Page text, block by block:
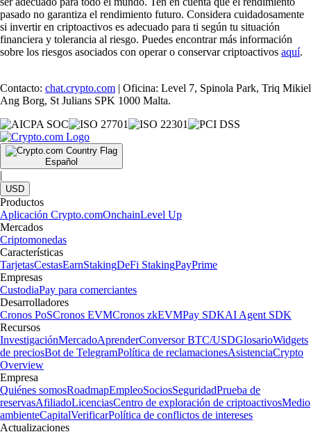
pasado no garantiza el rendimiento futuro. Considera cuidadosamente
si invertir en criptoactivos es adecuado para ti según tu situación
financiera y tolerancia al riesgo. Puedes encontrar más información
sobre los riesgos asociados con operar o conservar criptoactivos aquí.
Contacto: chat.crypto.com | Oficina: Level 7, Spinola Park, Triq Mikiel
Ang Borg, St Julians SPK 1000 Malta.
Español
|
USD
Productos
Aplicación Crypto.comOnchainLevel Up
Mercados
Criptomonedas
Características
TarjetasCestasEarnStakingDeFi StakingPayPrime
Empresas
CustodiaPay para comerciantes
Desarrolladores
Cronos PoSCronos EVMCronos zkEVMPay SDKAI Agent SDK
Recursos
InvestigaciónMercadoAprenderConversor BTC/USDGlosarioWidgets
de preciosBot de TelegramPolítica de reclamacionesAsistenciaCrypto
Overview
Empresa
Quiénes somosRoadmapEmpleoSociosSeguridadPrueba de
reservasAfiliadoLicenciasCentro de exploración de criptoactivosMedio
ambienteCapitalVerificarPolítica de conflictos de intereses
Actualizaciones